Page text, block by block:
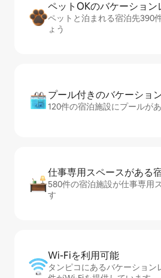
ペットOKのバ⁠ケ⁠ー⁠シ⁠ョ⁠ン
ペットと泊まれる宿泊先390
ょう
プール付きのバ⁠ケ⁠ー⁠シ⁠ョ⁠
120件の宿泊施設にプールが
仕事専用ス⁠ペ⁠ー⁠スがあ⁠る
580件の宿泊施設が仕事専用
す
Wi-Fiを利⁠用⁠可⁠能
タンピコにあるバケーション